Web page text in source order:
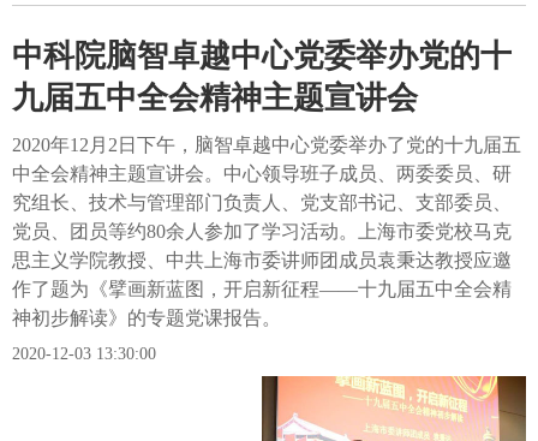
中科院脑智卓越中心党委举办党的十
九届五中全会精神主题宣讲会
2020年12月2日下午，脑智卓越中心党委举办了党的十九届五
中全会精神主题宣讲会。中心领导班子成员、两委委员、研
究组长、技术与管理部门负责人、党支部书记、支部委员、
党员、团员等约80余人参加了学习活动。上海市委党校马克
思主义学院教授、中共上海市委讲师团成员袁秉达教授应邀
作了题为《擘画新蓝图，开启新征程——十九届五中全会精
神初步解读》的专题党课报告。
2020-12-03 13:30:00